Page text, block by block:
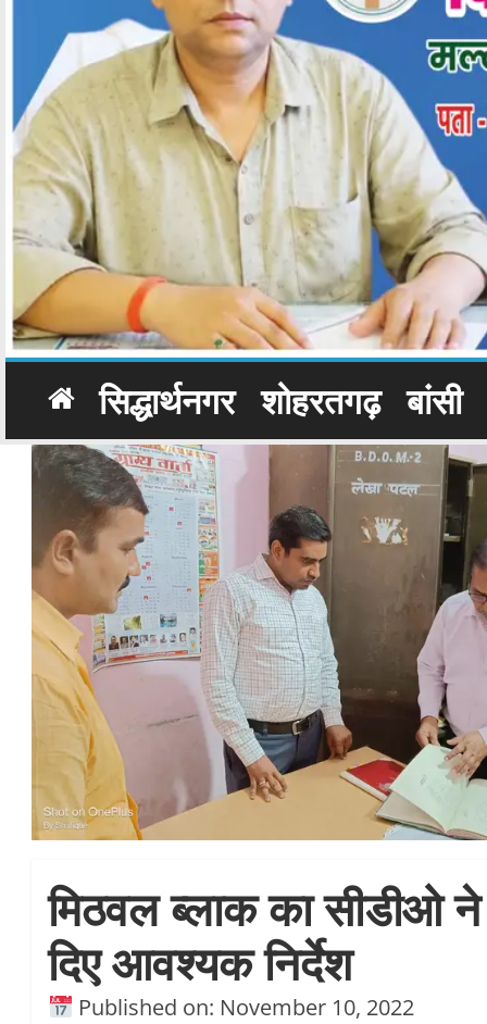
सिद्धार्थनगर शोहरतगढ़ बांसी
मिठवल ब्लाक का सीडीओ ने
दिए आवश्यक निर्देश
Published on: November 10, 2022